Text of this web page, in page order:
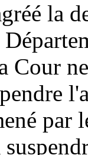
la
Cour